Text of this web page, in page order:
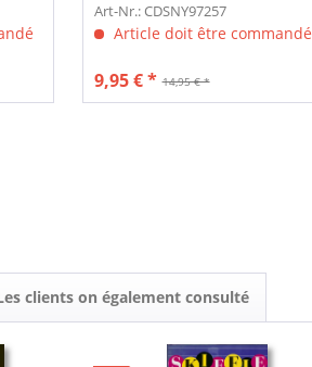
Art-Nr.: CDSNY97257
Article doit être commandé
14,95 € *
9,95 € *
clients on également consulté